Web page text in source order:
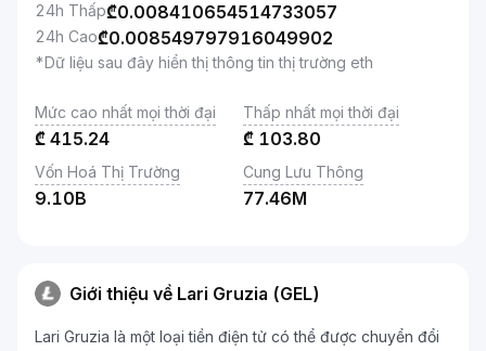
24h Thấp₾0.008410654514733057
24h Cao₾0.008549797916049902
*Dữ liệu sau đây hiển thị thông tin thị trường eth
Mức cao nhất mọi thời đại
₾ 415.24
Thấp nhất mọi thời đại
₾ 103.80
Vốn Hoá Thị Trường
9.10B
Cung Lưu Thông
77.46M
Giới thiệu về Lari Gruzia (GEL)
Lari Gruzia là một loại tiền điện tử có thể được chuyển đổi